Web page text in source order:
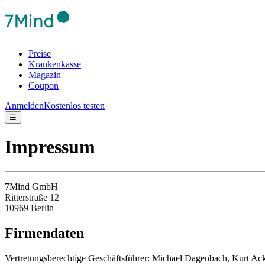
Preise
Krankenkasse
Magazin
Coupon
AnmeldenKostenlos testen
☰
Impressum
7Mind GmbH
Ritterstraße 12
10969 Berlin
Fir­men­da­ten
Ver­tre­tungs­be­rech­tige Ges­chäftsfüh­rer: Michael Dagenbach, Kurt